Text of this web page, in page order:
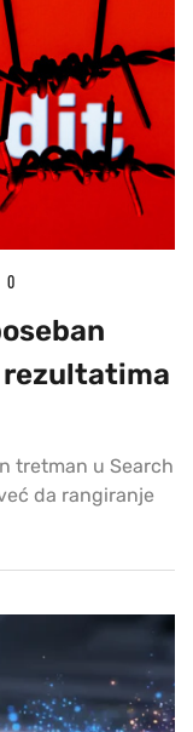
0
tretman u Search
da rangiranje